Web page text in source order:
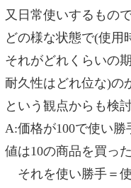
又日常使いするもの
どの様な状態で(使用
それがどれくらいの
耐久性はどれ位な)の
という観点からも検
A:価格が100で使い
値は10の商品を買った
それを使い勝手＝